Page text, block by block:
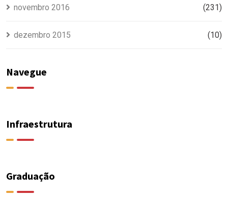
novembro 2016 (231)
dezembro 2015 (10)
Navegue
Infraestrutura
Graduação